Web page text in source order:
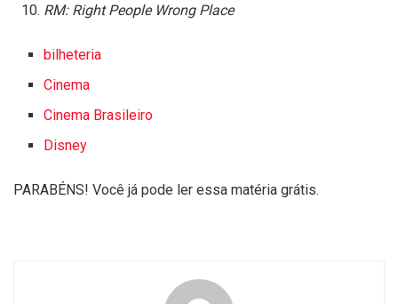
RM: Right People Wrong Place
bilheteria
Cinema
Cinema Brasileiro
Disney
PARABÉNS! Você já pode ler essa matéria grátis.